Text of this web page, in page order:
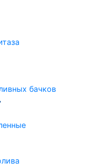
бачков